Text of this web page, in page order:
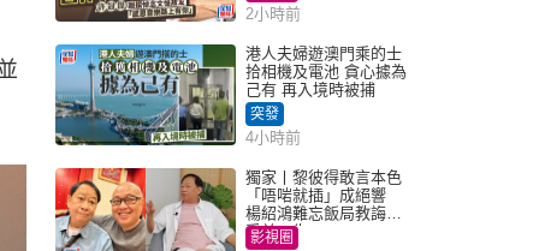
2小時前
港人夫婦遊澳門乘的士
拾相機及電池 貪心據為
己有 再入境時被捕
突發
4小時前
獨家丨黎彼得敢言本色
「唔啱就插」成絕響
楊紹鴻難忘飯局教誨：
受益一生
影視圈